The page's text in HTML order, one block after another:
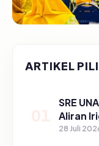
ARTIKEL
SRE
Aliran
28 Juli